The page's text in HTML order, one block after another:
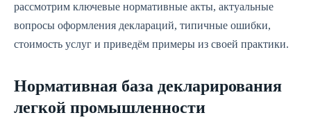
рассмотрим ключевые нормативные акты, актуальные
вопросы оформления деклараций, типичные ошибки,
стоимость услуг и приведём примеры из своей практики.
Нормативная база декларирования
легкой промышленности